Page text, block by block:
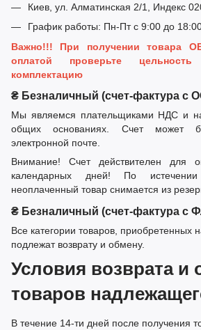
Киев, ул. Алматинская 2/1, Индекс
График работы: Пн-Пт с 9:00 до
Важно!!! При получении товара
оплатой проверьте
комплектацию
₴ Безналичный (счет-фактура с
Мы являемся плательщиками НДС и
общих основаниях. Счет может
электронной почте.
Внимание! Счет действителен для
календарных дней! По истечении
неоплаченный товар снимается из
₴ Безналичный (счет-фактура с
Все категории товаров, приобретенных
подлежат возврату и обмену.
Условия возврата и
товаров
В течение 14-ти дней после получения